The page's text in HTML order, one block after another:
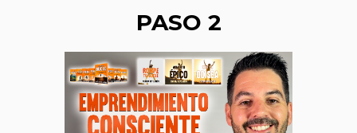
PASO 2